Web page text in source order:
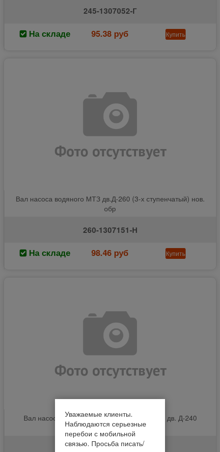
245-1307052-Г
На складе 95.38 руб Купить
Вал насоса водяного МТЗ дв.Д-260 (3-х ступенчатый) нов.
обр
260-1307151-Н
На складе 98.46 руб Купить
Вал насоса водяного МТЗ старого образца, дв. Д-240
(160703)
50-1307052
Уважаемые клиенты.
Наблюдаются серьезные
перебои с мобильной
связью. Просьба писать/